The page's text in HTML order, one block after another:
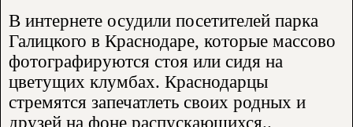
В интернете осудили посетителей парка
Галицкого в Краснодаре, которые массово
фотографируются стоя или сидя на
цветущих клумбах. Краснодарцы
стремятся запечатлеть своих родных и
друзей на фоне распускающихся..